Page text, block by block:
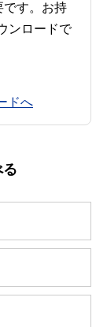
です。お持
ンロードで
ドへ